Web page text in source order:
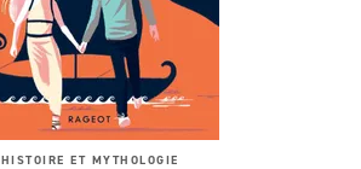
HISTOIRE ET MYTHOLOGIE